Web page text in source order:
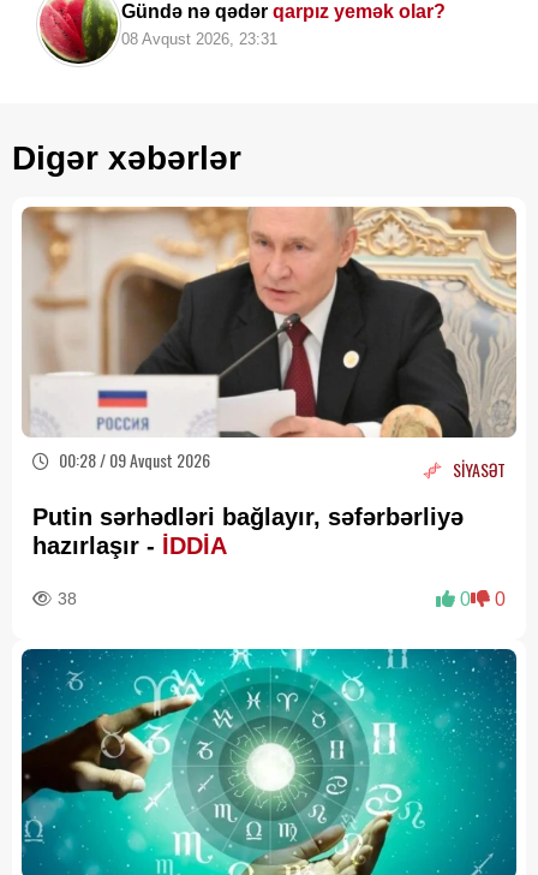
Gündə nə qədər qarpız yemək olar?
08 Avqust 2026, 23:31
Digər xəbərlər
00:28 / 09 Avqust 2026 SİYASƏT
Putin sərhədləri bağlayır, səfərbərliyə
hazırlaşır - İDDİA
38 0 0